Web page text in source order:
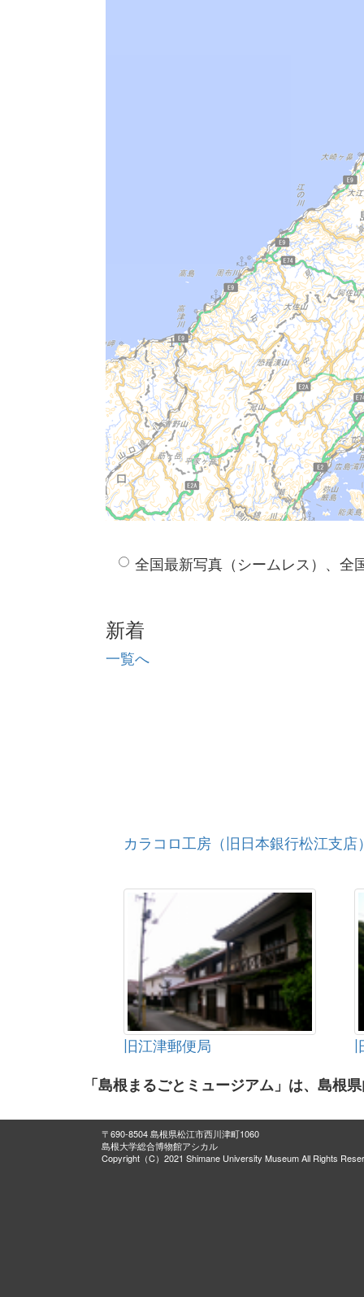
全国最新写真（シームレス）、全
新着
一覧へ
カラコロ工房（旧日本銀行松江支店
旧江津郵便局
「島根まるごとミュージアム」は、島根
〒690-8504 島根県松江市西川津町1060
島根大学総合博物館アシカル
Copyright（C）2021 Shimane University Museum All Rights